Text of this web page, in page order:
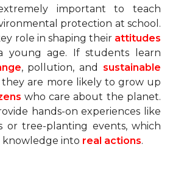
important to teach
protection at school.
role in shaping their attitudes
young age. If students learn
, pollution, and sustainable
they are more likely to grow up
who care about the planet.
hands-on experiences like
or tree-planting events, which
into real actions.